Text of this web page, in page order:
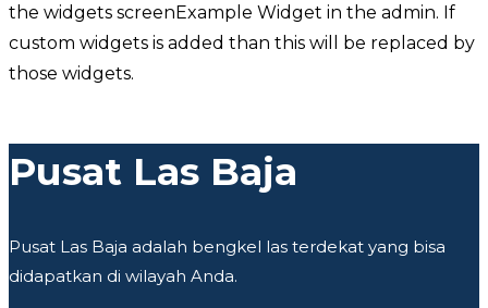
the widgets screenExample Widget in the admin. If
custom widgets is added than this will be replaced by
those widgets.
Pusat Las Baja
Pusat Las Baja adalah bengkel las terdekat yang bisa
didapatkan di wilayah Anda.